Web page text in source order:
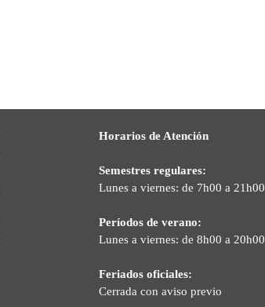
Horarios de Atención
Semestres regulares:
Lunes a viernes: de 7h00 a 21h00
Períodos de verano:
Lunes a viernes: de 8h00 a 20h00
Feriados oficiales:
Cerrada con aviso previo